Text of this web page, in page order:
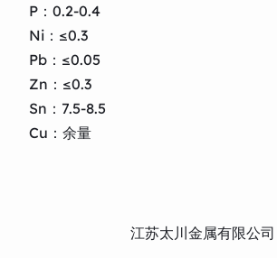
P：0.2-0.4
Ni：≤0.3
Pb：≤0.05
Zn：≤0.3
Sn：7.5-8.5
Cu：余量
江苏太川金属有限公司